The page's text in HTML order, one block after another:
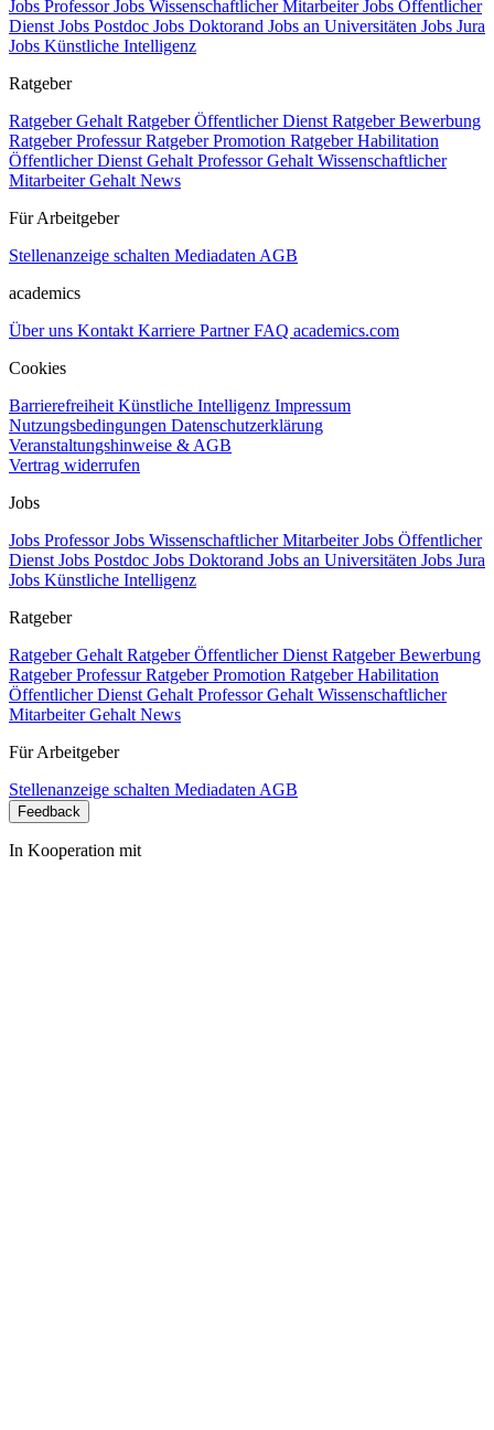
Jobs ProfessorJobs Wissenschaftlicher MitarbeiterJobs Öffentlicher
Dienst Jobs Postdoc Jobs Doktorand Jobs an Universitäten Jobs Jura
Jobs Künstliche Intelligenz
Ratgeber
Ratgeber Gehalt Ratgeber Öffentlicher Dienst Ratgeber Bewerbung
Ratgeber ProfessurRatgeber Promotion Ratgeber Habilitation
Öffentlicher Dienst Gehalt Professor Gehalt Wissenschaftlicher
Mitarbeiter Gehalt News
Für Arbeitgeber
Stellenanzeige schalten Mediadaten AGB
academics
Über uns Kontakt Karriere PartnerFAQ academics.com
Cookies
Barrierefreiheit Künstliche Intelligenz Impressum
Nutzungsbedingungen Datenschutzerklärung
Veranstaltungshinweise & AGB
Vertrag widerrufen
Jobs
Jobs ProfessorJobs Wissenschaftlicher MitarbeiterJobs Öffentlicher
Dienst Jobs Postdoc Jobs Doktorand Jobs an Universitäten Jobs Jura
Jobs Künstliche Intelligenz
Ratgeber
Ratgeber Gehalt Ratgeber Öffentlicher Dienst Ratgeber Bewerbung
Ratgeber ProfessurRatgeber Promotion Ratgeber Habilitation
Öffentlicher Dienst Gehalt Professor Gehalt Wissenschaftlicher
Mitarbeiter Gehalt News
Für Arbeitgeber
Stellenanzeige schalten Mediadaten AGB
Feedback
In Kooperation mit